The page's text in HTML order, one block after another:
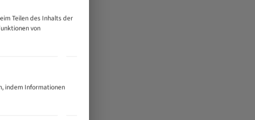
)
Teilen des Inhalts der
von
indem Informationen